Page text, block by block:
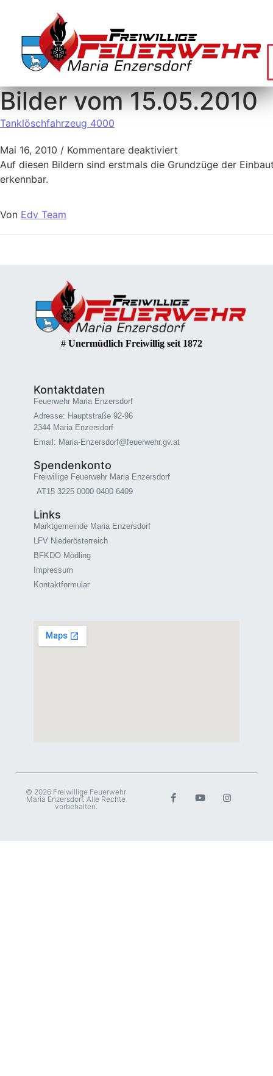
Bilder vom 15.05.2010
Tanklöschfahrzeug 4000
Mai 16, 2010 / Kommentare deaktiviert
Auf diesen Bildern sind erstmals die Grundzüge der
erkennbar.
Von Edv Team
# Unermüdlich Freiwillig seit 1872
Kontaktdaten
Feuerwehr Maria Enzersdorf
Adresse: Hauptstraße 92-96
2344 Maria Enzersdorf
Email: Maria-Enzersdorf@feuerwehr.gv.at
Spendenkonto
Freiwillige Feuerwehr Maria Enzersdorf
AT15 3225 0000 0400 6409
Links
Marktgemeinde Maria Enzersdorf
LFV Niederösterreich
BFKDO Mödling
Impressum
Kontaktformular
© 2026 Freiwillige Feuerwehr
Maria Enzersdorf. Alle Rechte
vorbehalten.